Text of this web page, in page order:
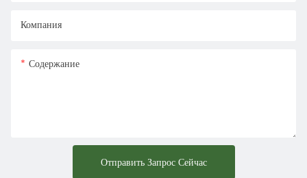
Компания
Содержание
Отправить Запрос Сейчас